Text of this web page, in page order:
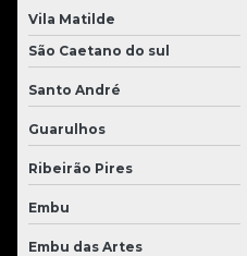
Vila Matilde
São Caetano do sul
Santo André
Guarulhos
Ribeirão Pires
Embu
Embu das Artes